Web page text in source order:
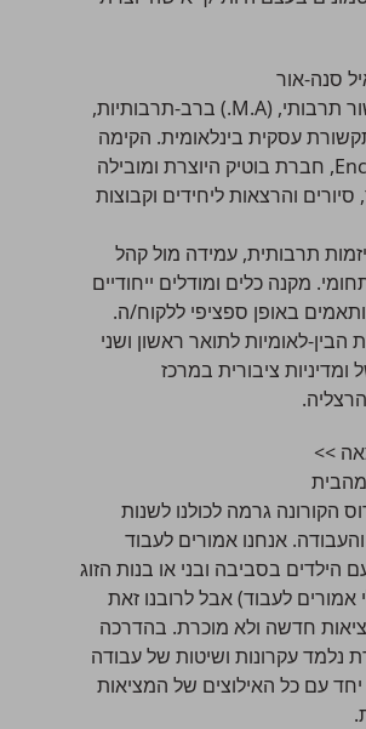
סנה-אור
מומחית בגישור תרבותי, (M.A.) ברב-תרבותיות,
עסקית בינלאומית. הקימה
את Encounters, חברת בוטיק היוצרת ומובילה
סיורים והרצאות ליחידים וקבוצות
תרבותית, עמידה מול קהל
מקנה כלים ומודלים ייחודיים
באופן ספציפי ללקוח/ה.
הבין-לאומיות לתואר ראשון ושני
ומדיניות ציבורית במרכז
>>
הקורונה גרמה לכולנו לשנות
אנחנו אמורים לעבוד
הילדים בסביבה ובני או בנות הזוג
לעבוד) אבל לרובנו זאת
חדשה ולא מוכרת. בהדרכה
נלמד עקרונות ושיטות של עבודה
עם כל האילוצים של המציאות